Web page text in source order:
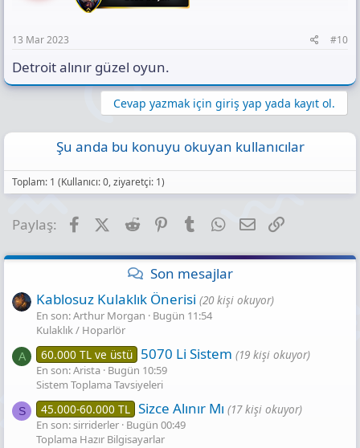
13 Mar 2023 #10
Detroit alınır güzel oyun.
Cevap yazmak için giriş yap yada kayıt ol.
Şu anda bu konuyu okuyan kullanıcılar
Toplam: 1 (Kullanıcı: 0, ziyaretçi: 1)
Paylaş: FacebookX (Twitter)
Reddit PinterestTumblr WhatsApp
E-posta
Son mesajlar
Kablosuz Kulaklık Önerisi (20 kişi okuyor)
En son: Arthur Morgan
Bugün 11:54
Kulaklık / Hoparlör
A 60.000 TL ve üstü 5070 Li Sistem (19 kişi okuyor)
En son: Arista Bugün 10:59
Sistem Toplama Tavsiyeleri
S 45.000-60.000 TL Sizce Alınır Mı (17 kişi okuyor)
En son: sirriderler Bugün 00:49
Toplama Hazır Bilgisayarlar